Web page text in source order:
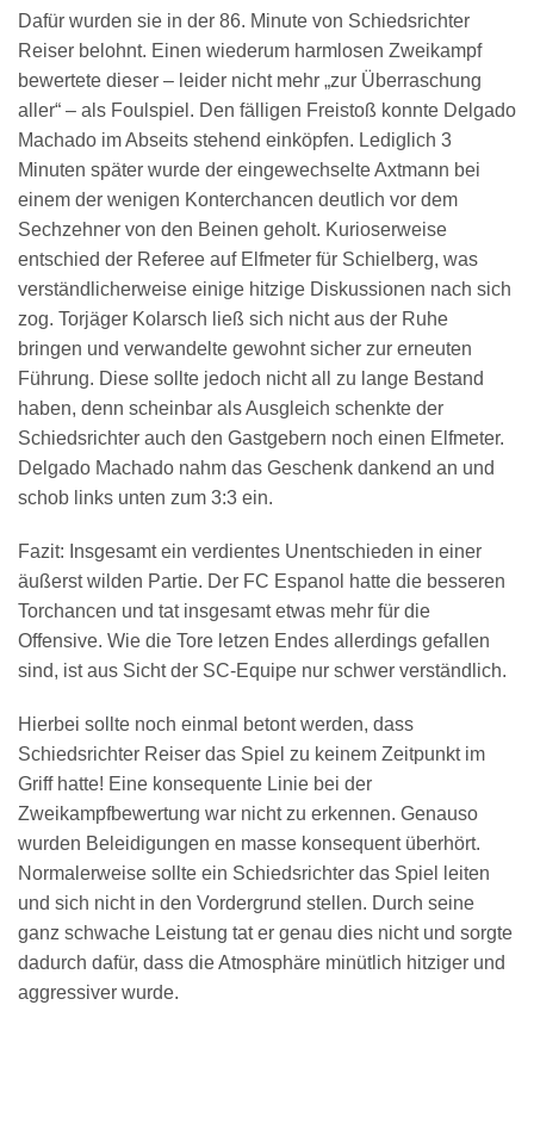
Dafür wurden sie in der 86. Minute von Schiedsrichter
Reiser belohnt. Einen wiederum harmlosen Zweikampf
bewertete dieser – leider nicht mehr „zur Überraschung
aller“ – als Foulspiel. Den fälligen Freistoß konnte Delgado
Machado im Abseits stehend einköpfen. Lediglich 3
Minuten später wurde der eingewechselte Axtmann bei
einem der wenigen Konterchancen deutlich vor dem
Sechzehner von den Beinen geholt. Kurioserweise
entschied der Referee auf Elfmeter für Schielberg, was
verständlicherweise einige hitzige Diskussionen nach sich
zog. Torjäger Kolarsch ließ sich nicht aus der Ruhe
bringen und verwandelte gewohnt sicher zur erneuten
Führung. Diese sollte jedoch nicht all zu lange Bestand
haben, denn scheinbar als Ausgleich schenkte der
Schiedsrichter auch den Gastgebern noch einen Elfmeter.
Delgado Machado nahm das Geschenk dankend an und
schob links unten zum 3:3 ein.
Fazit: Insgesamt ein verdientes Unentschieden in einer
äußerst wilden Partie. Der FC Espanol hatte die besseren
Torchancen und tat insgesamt etwas mehr für die
Offensive. Wie die Tore letzen Endes allerdings gefallen
sind, ist aus Sicht der SC-Equipe nur schwer verständlich.
Hierbei sollte noch einmal betont werden, dass
Schiedsrichter Reiser das Spiel zu keinem Zeitpunkt im
Griff hatte! Eine konsequente Linie bei der
Zweikampfbewertung war nicht zu erkennen. Genauso
wurden Beleidigungen en masse konsequent überhört.
Normalerweise sollte ein Schiedsrichter das Spiel leiten
und sich nicht in den Vordergrund stellen. Durch seine
ganz schwache Leistung tat er genau dies nicht und sorgte
dadurch dafür, dass die Atmosphäre minütlich hitziger und
aggressiver wurde.